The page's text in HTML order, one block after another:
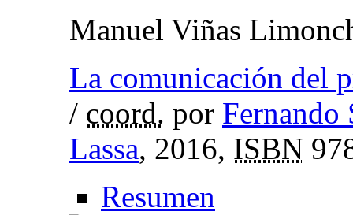
Manuel Viñas
La comunicación del
/ coord. por Fernando
Lassa, 2016, ISBN
Resumen